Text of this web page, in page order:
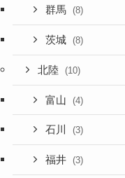
群馬 (8)
茨城 (8)
北陸 (10)
富山 (4)
石川 (3)
福井 (3)